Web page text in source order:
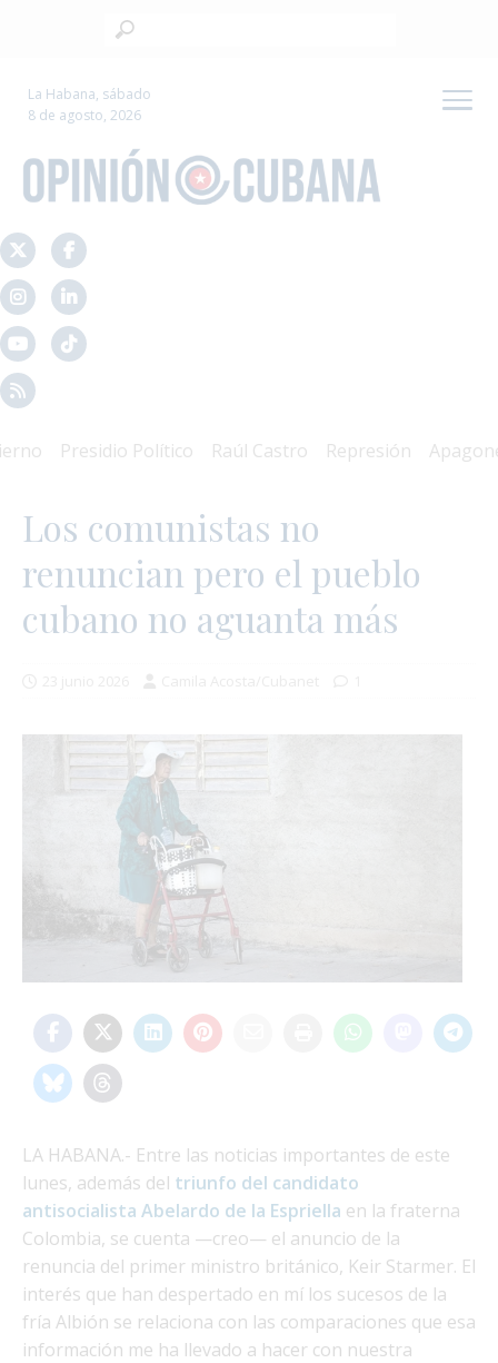
La Habana, sábado
8 de agosto, 2026
Presidio Político Raúl Castro Represión Apagones
Los comunistas no
renuncian pero el pueblo
cubano no aguanta más
LA HABANA.- Entre las noticias importantes de este
lunes, además del triunfo del candidato
antisocialista Abelardo de la Espriella en la fraterna
Colombia, se cuenta —creo— el anuncio de la
renuncia del primer ministro británico, Keir Starmer. El
interés que han despertado en mí los sucesos de la
fría Albión se relaciona con las comparaciones que esa
información me ha llevado a hacer con nuestra